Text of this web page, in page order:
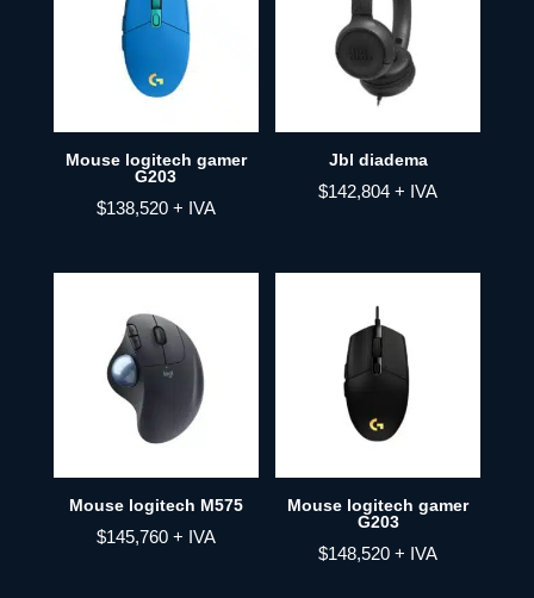
Mouse logitech gamer
G203
$138,520 + IVA
Jbl diadema
$142,804 + IVA
Mouse logitech M575
$145,760 + IVA
Mouse logitech gamer
G203
$148,520 + IVA